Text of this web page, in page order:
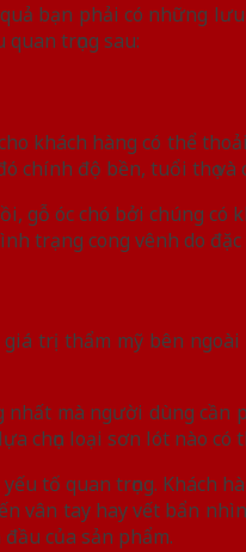
bạn phải có những
trọng sau:
khách hàng có thể
chính độ bền, tuổi thọ
gỗ óc chó bởi chúng có
trạng cong vênh do
trị thẩm mỹ bên
mà người dùng
chọn loại sơn lót nào
tố quan trọng.
vân tay hay vết bẩn
của sản phẩm.